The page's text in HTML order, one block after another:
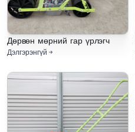
Дөрвөн мөрний гар үрлэгч
Дэлгэрэнгүй